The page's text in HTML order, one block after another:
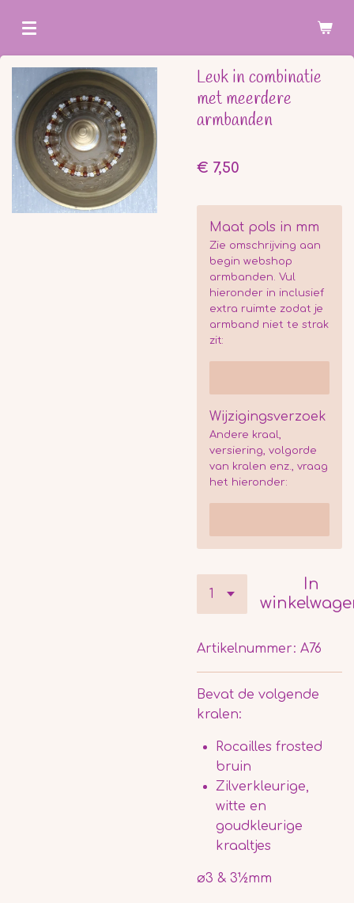
direct
naar
hoofdinhoud
Leuk in combinatie
met meerdere
armbanden
€ 7,50
Maat pols in mm
Zie omschrijving aan
begin webshop
armbanden. Vul
hieronder in inclusief
extra ruimte zodat je
armband niet te strak
zit:
Wijzigingsverzoek
Andere kraal,
versiering, volgorde
van kralen enz., vraag
het hieronder:
In
Artikelnummer: A76
Bevat de volgende
kralen:
Rocailles frosted
bruin
Zilverkleurige,
witte en
goudkleurige
kraaltjes
ø3 & 3½mm